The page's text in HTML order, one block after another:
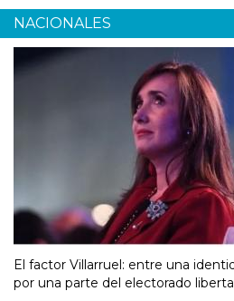
NACIONALES
El factor Villarruel: entre una
por una parte del electorado